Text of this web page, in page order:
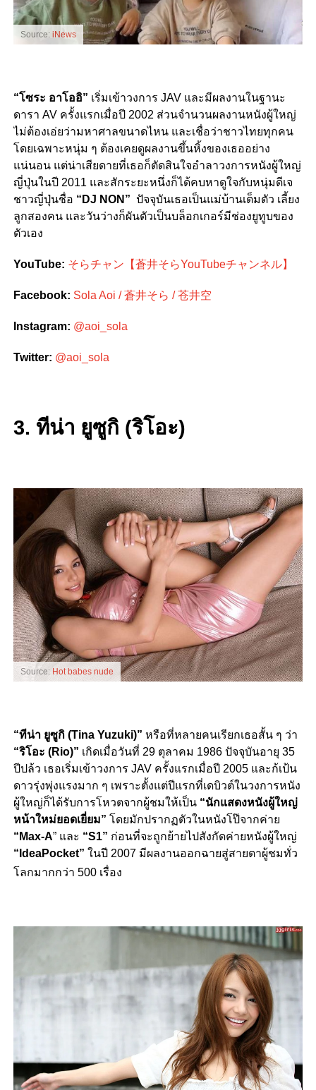
Source: iNews
“โซระ อาโออิ” เริ่มเข้าวงการ JAV และมีผลงานในฐานะ
ดารา AV ครั้งแรกเมื่อปี 2002 ส่วนจำนวนผลงานหนังผู้ใหญ่
ไม่ต้องเอ่ยว่ามหาศาลขนาดไหน และเชื่อว่าชาวไทยทุกคน
โดยเฉพาะหนุ่ม ๆ ต้องเคยดูผลงานขึ้นหิ้งของเธออย่าง
แน่นอน แต่น่าเสียดายที่เธอก็ตัดสินใจอำลาวงการหนังผู้ใหญ่
ญี่ปุ่นในปี 2011 และสักระยะหนึ่งก็ได้คบหาดูใจกับหนุ่มดีเจ
ชาวญี่ปุ่นชื่อ “DJ NON” ปัจจุบันเธอเป็นแม่บ้านเต็มตัว เลี้ยง
ลูกสองคน และวันว่างก็ผันตัวเป็นบล็อกเกอร์มีช่องยูทูบของ
ตัวเอง
YouTube: そらチャン【蒼井そらYouTubeチャンネル】
Facebook: Sola Aoi / 蒼井そら / 苍井空
Instagram: @aoi_sola
Twitter: @aoi_sola
3. ทีน่า ยูซูกิ (ริโอะ)
Source: Hot babes nude
“ทีน่า ยูซูกิ (Tina Yuzuki)” หรือที่หลายคนเรียกเธอสั้น ๆ ว่า
“ริโอะ (Rio)” เกิดเมื่อวันที่ 29 ตุลาคม 1986 ปัจจุบันอายุ 35
ปีปล้ว เธอเริ่มเข้าวงการ JAV ครั้งแรกเมื่อปี 2005 และก้เป้น
ดาวรุ่งพุ่งแรงมาก ๆ เพราะตั้งแต่ปีแรกที่เดบิวต์ในวงการหนัง
ผู้ใหญ่ก็ได้รับการโหวตจากผู้ชมให้เป็น “นักแสดงหนังผู้ใหญ่
หน้าใหม่ยอดเยี่ยม” โดยมักปรากฏตัวในหนังโป๊จากค่าย
“Max-A” และ “S1” ก่อนที่จะถูกย้ายไปสังกัดค่ายหนังผู้ใหญ่
“IdeaPocket” ในปี 2007 มีผลงานออกฉายสู่สายตาผู้ชมทั่ว
โลกมากกว่า 500 เรื่อง